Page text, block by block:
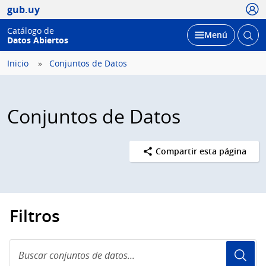
gub.uy
Catálogo de
Datos Abiertos
Desplegar
Menú Abrir
Inicio Conjuntos de Datos
Conjuntos de Datos
Compartir esta página
Filtros
conjuntos